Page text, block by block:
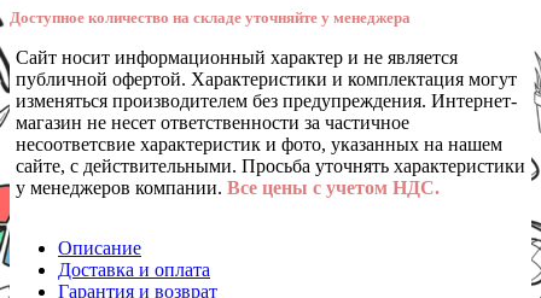
Доступное количество на складе уточняйте у менеджера
Сайт носит информационный характер и не является
публичной офертой. Характеристики и комплектация могут
изменяться производителем без предупреждения. Интернет-
магазин не несет ответственности за частичное
несоответсвие характеристик и фото, указанных на нашем
сайте, с действительными. Просьба уточнять характеристики
у менеджеров компании. Все цены с учетом НДС.
Описание
Доставка и оплата
Гарантия и возврат